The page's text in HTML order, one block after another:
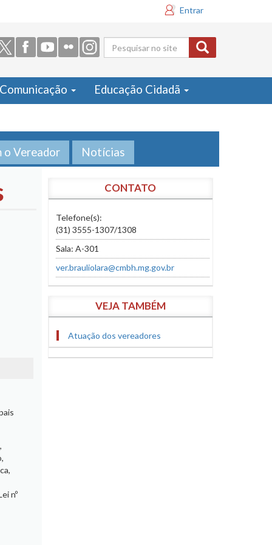
Entrar
Formulário
de busca
Comunicação Educação Cidadã
o Vereador Notícias
nº
CONTATO
Telefone(s):
(31) 3555-1307/1308
Sala: A-301
ver.brauliolara@cmbh.mg.gov.br
VEJA TAMBÉM
Atuação dos vereadores